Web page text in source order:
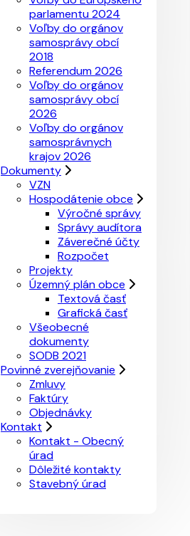
parlamentu 2024
Voľby do orgánov
samosprávy obcí
2018
Referendum 2026
Voľby do orgánov
samosprávy obcí
2026
Voľby do orgánov
samosprávnych
krajov 2026
Dokumenty
VZN
Hospodátenie obce
Výročné správy
Správy audítora
Záverečné účty
Rozpočet
Projekty
Územný plán obce
Textová časť
Grafická časť
Všeobecné
dokumenty
SODB 2021
Povinné zverejňovanie
Zmluvy
Faktúry
Objednávky
Kontakt
Kontakt - Obecný
úrad
Dôležité kontakty
Stavebný úrad